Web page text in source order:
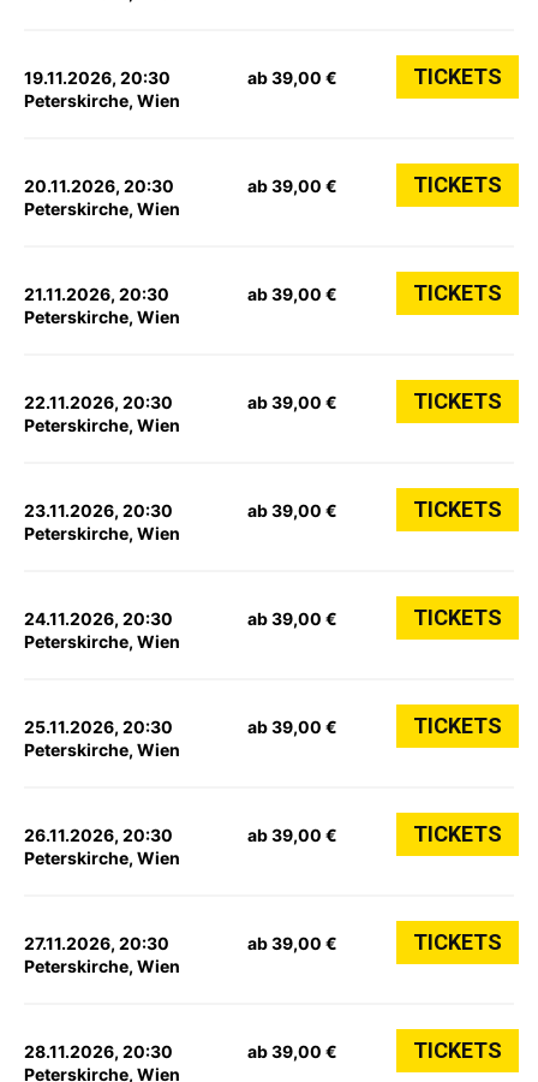
19.11.2026, 20:30
Peterskirche, Wien
ab 39,00 € TICKETS
20.11.2026, 20:30
Peterskirche, Wien
ab 39,00 € TICKETS
21.11.2026, 20:30
Peterskirche, Wien
ab 39,00 € TICKETS
22.11.2026, 20:30
Peterskirche, Wien
ab 39,00 € TICKETS
23.11.2026, 20:30
Peterskirche, Wien
ab 39,00 € TICKETS
24.11.2026, 20:30
Peterskirche, Wien
ab 39,00 € TICKETS
25.11.2026, 20:30
Peterskirche, Wien
ab 39,00 € TICKETS
26.11.2026, 20:30
Peterskirche, Wien
ab 39,00 € TICKETS
27.11.2026, 20:30
Peterskirche, Wien
ab 39,00 € TICKETS
28.11.2026, 20:30
Peterskirche, Wien
ab 39,00 € TICKETS